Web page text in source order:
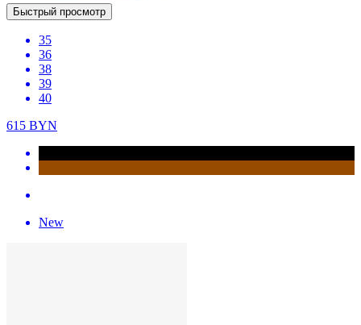
Быстрый просмотр
35
36
38
39
40
615 BYN
New